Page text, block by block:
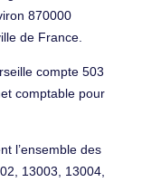
870000
de France.
compte 503
comptable pour
l’ensemble des
13003, 13004,